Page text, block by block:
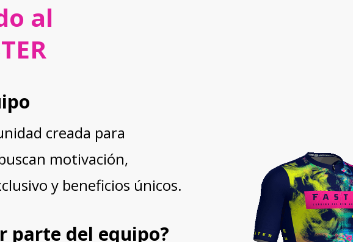
al
creada para
motivación,
y beneficios únicos.
parte del equipo?